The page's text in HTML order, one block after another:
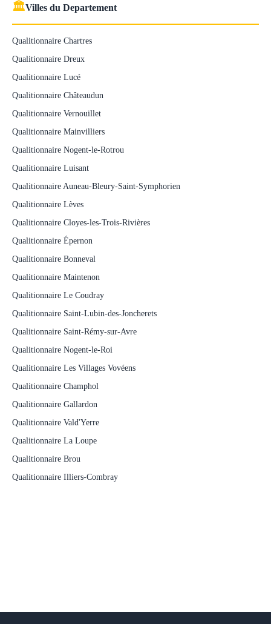
🏛Villes du Departement
Qualitionnaire Chartres
Qualitionnaire Dreux
Qualitionnaire Lucé
Qualitionnaire Châteaudun
Qualitionnaire Vernouillet
Qualitionnaire Mainvilliers
Qualitionnaire Nogent-le-Rotrou
Qualitionnaire Luisant
Qualitionnaire Auneau-Bleury-Saint-Symphorien
Qualitionnaire Lèves
Qualitionnaire Cloyes-les-Trois-Rivières
Qualitionnaire Épernon
Qualitionnaire Bonneval
Qualitionnaire Maintenon
Qualitionnaire Le Coudray
Qualitionnaire Saint-Lubin-des-Joncherets
Qualitionnaire Saint-Rémy-sur-Avre
Qualitionnaire Nogent-le-Roi
Qualitionnaire Les Villages Vovéens
Qualitionnaire Champhol
Qualitionnaire Gallardon
Qualitionnaire Vald'Yerre
Qualitionnaire La Loupe
Qualitionnaire Brou
Qualitionnaire Illiers-Combray